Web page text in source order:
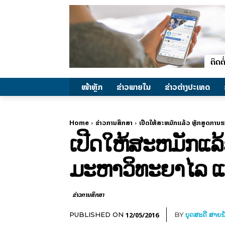
ໜ້າຫຼັກ ຂ່າວພາຍ​ໃນ ຂ່າວຕ່າງປະເທດ
Home ຂ່າວການສຶກສາ ເປີດໃຫ້ສະຫມັກແລ້ວ ຫຼັກສູດການ
ເປີດໃຫ້ສະຫມັກແ
ມະຫາວິທະຍາໄລ
ຂ່າວການສຶກສາ
PUBLISHED ON 12/05/2016 BYບຸດສະດີ ສາຍ